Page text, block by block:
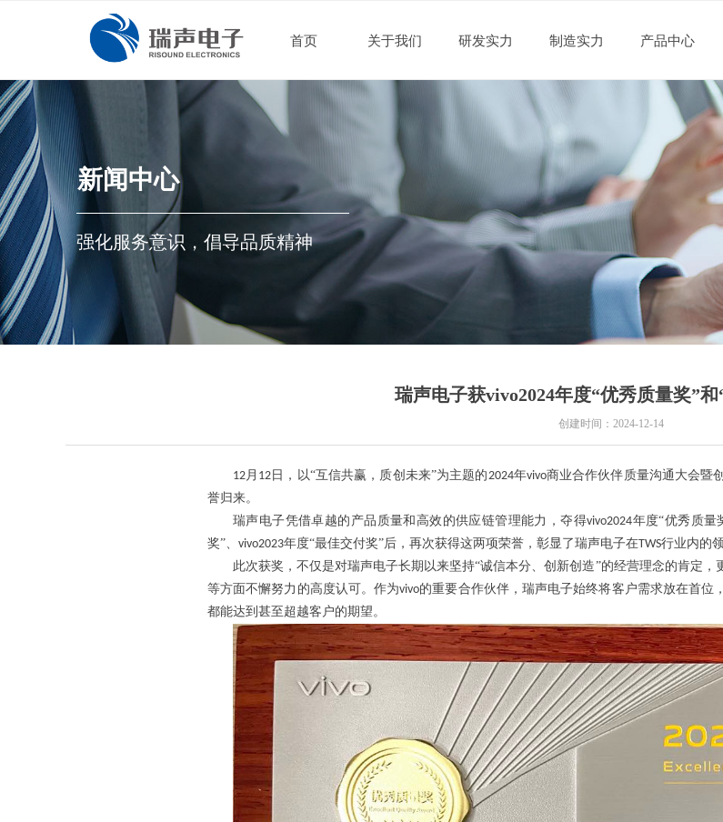
首页 关于我们 研发实力 制造实力 产品中心
产品中心
瑞声电子获vivo2024年度“优秀质量奖”
12月 12 日，以“互信共赢，质创未来”为主题的2024年vivo商业合作伙伴质量沟通大会暨
誉归来。
瑞声电子凭借卓越的产品质量和高效的供应链管理能力，夺得vivo2024年度“优秀质量
奖”、 vivo2023年度“最佳交付奖”后，再次获得这两项荣誉，彰显了瑞声电子在TWS行业内的
此次获奖，不仅是对瑞声电子长期以来坚持“诚信本分、创新创造”的经营理念的肯定，
等方面不懈努力的高度认可。作为vivo的重要合作伙伴， 瑞声电子始终将客户需求放在首位
都能达到甚至超越客户的期望。
新闻中心
强化服务意识，倡导品质精神
创建时间： 2024-12-14